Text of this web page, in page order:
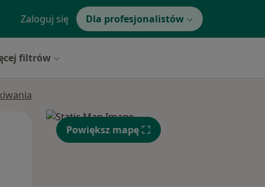
Zaloguj się Dla profesjonalistów
filtrów
Wt, Śr,
Powiększ mapę